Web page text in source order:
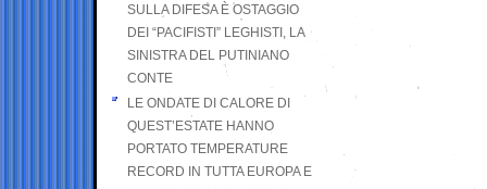
SULLA DIFESA È OSTAGGIO
DEI “PACIFISTI” LEGHISTI, LA
SINISTRA DEL PUTINIANO
CONTE
LE ONDATE DI CALORE DI
QUEST’ESTATE HANNO
PORTATO TEMPERATURE
RECORD IN TUTTA EUROPA E